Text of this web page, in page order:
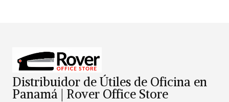
Distribuidor de Útiles de Oficina en
Panamá | Rover Office Store